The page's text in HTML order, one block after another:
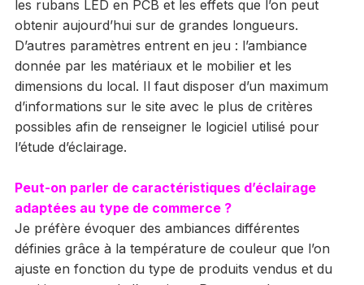
les rubans LED en PCB et les effets que l’on peut
obtenir aujourd’hui sur de grandes longueurs.
D’autres paramètres entrent en jeu : l’ambiance
donnée par les matériaux et le mobilier et les
dimensions du local. Il faut disposer d’un maximum
d’informations sur le site avec le plus de critères
possibles afin de renseigner le logiciel utilisé pour
l’étude d’éclairage.
Peut-on parler de caractéristiques d’éclairage
adaptées au type de commerce ?
Je préfère évoquer des ambiances différentes
définies grâce à la température de couleur que l’on
ajuste en fonction du type de produits vendus et du